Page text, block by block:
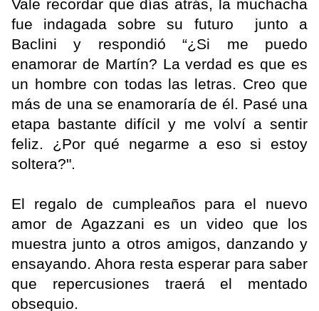
Vale recordar que días atrás, la muchacha
fue indagada sobre su futuro junto a
Baclini y respondió “¿Si me puedo
enamorar de Martín? La verdad es que es
un hombre con todas las letras. Creo que
más de una se enamoraría de él. Pasé una
etapa bastante difícil y me volví a sentir
feliz. ¿Por qué negarme a eso si estoy
soltera?".
El regalo de cumpleaños para el nuevo
amor de Agazzani es un video que los
muestra junto a otros amigos, danzando y
ensayando. Ahora resta esperar para saber
que repercusiones traerá el mentado
obsequio.